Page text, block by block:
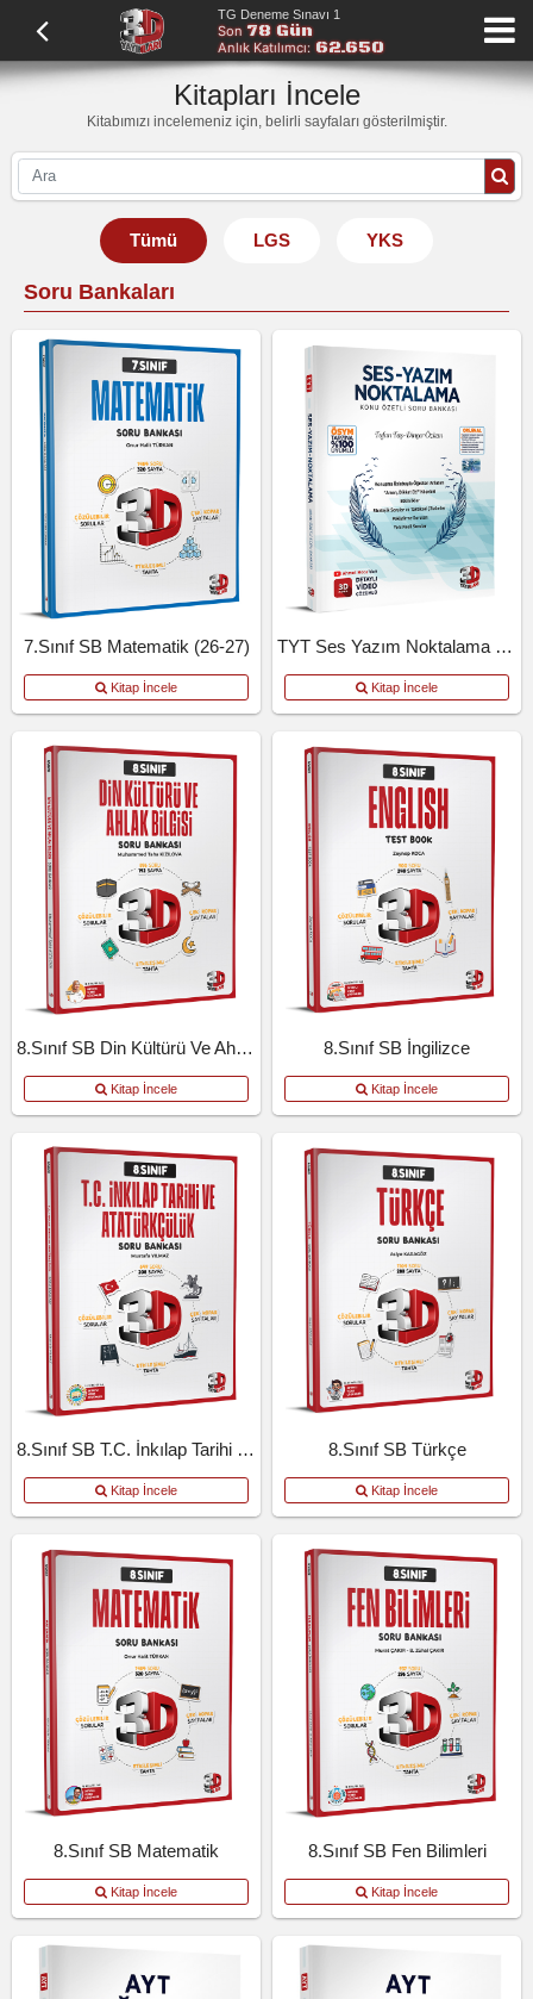
TG Deneme Sınavı 1
Son78 Gün
Anlık Katılımcı: 62.650
Kitapları İncele
Kitabımızı incelemeniz için, belirli sayfaları gösterilmiştir.
Tümü LGS YKS
Soru Bankaları
7.Sınıf SB Matematik (26-27)
Kitap İncele
TYT Ses Yazım Noktalama Kosb
Kitap İncele
8.Sınıf SB Din Kültürü Ve Ahlak Bilgisi
Kitap İncele
8.Sınıf SB İngilizce
Kitap İncele
8.Sınıf SB T.C. İnkılap Tarihi Ve Atatürkçülük
Kitap İncele
8.Sınıf SB Türkçe
Kitap İncele
8.Sınıf SB Matematik
Kitap İncele
8.Sınıf SB Fen Bilimleri
Kitap İncele